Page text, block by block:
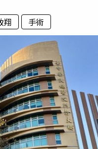
翔 手術